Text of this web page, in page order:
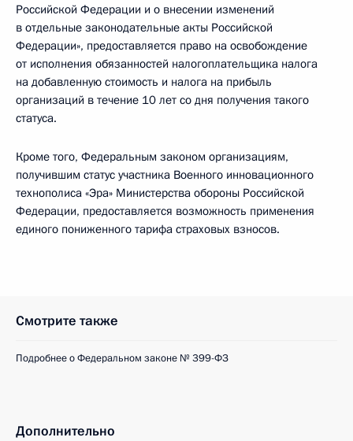
Российской Федерации и о внесении изменений
в отдельные законодательные акты Российской
Федерации», предоставляется право на освобождение
от исполнения обязанностей налогоплательщика налога
на добавленную стоимость и налога на прибыль
организаций в течение 10 лет со дня получения такого
статуса.
Кроме того, Федеральным законом организациям,
получившим статус участника Военного инновационного
технополиса «Эра» Министерства обороны Российской
Федерации, предоставляется возможность применения
единого пониженного тарифа страховых взносов.
Смотрите также
Подробнее о Федеральном законе № 399-ФЗ
Дополнительно